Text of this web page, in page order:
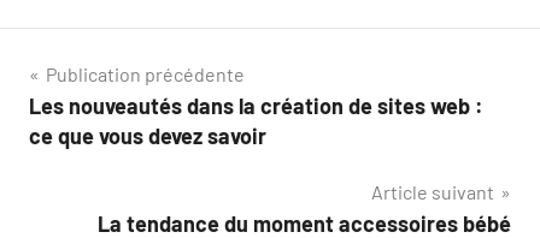
Navigation
de
Publication précédente
Les nouveautés dans la création de sites web :
ce que vous devez savoir
Article suivant
La tendance du moment accessoires bébé